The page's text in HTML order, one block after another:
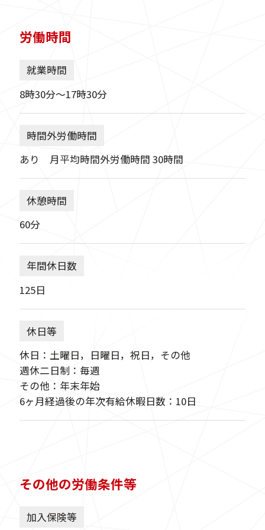
労働時間
就業時間
8時30分〜17時30分
時間外労働時間
あり 月平均時間外労働時間 30時間
休憩時間
60分
年間休日数
125日
休日等
休日：土曜日，日曜日，祝日，その他
週休二日制：毎週
その他：年末年始
6ヶ月経過後の年次有給休暇日数：10日
その他の労働条件等
加入保険等